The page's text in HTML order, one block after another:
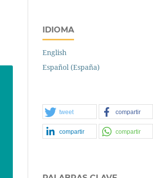
IDIOMA
English
Español (España)
tweet compartir
compartir compartir